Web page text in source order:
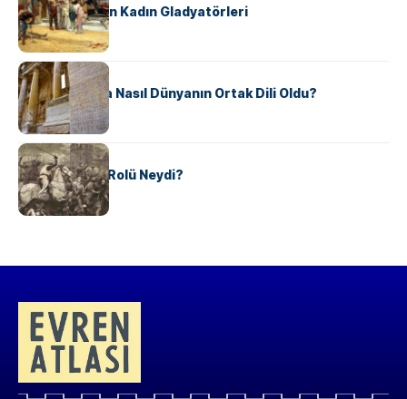
Antik Roma’nın Kadın Gladyatörleri
KÜLTÜR
Antik Yunanca Nasıl Dünyanın Ortak Dili Oldu?
KÜLTÜR
Valdensler’in Rolü Neydi?